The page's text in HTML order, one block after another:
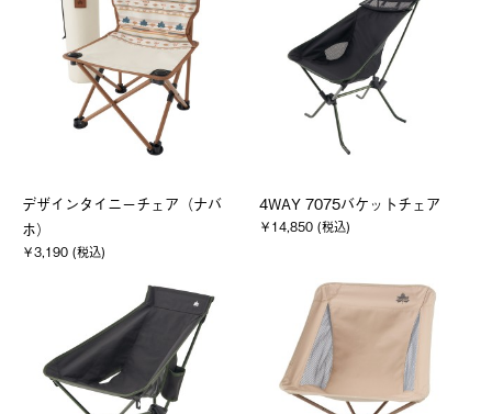
デザインタイニーチェア（ナバ
ホ）
￥3,190 (税込)
4WAY 7075バケットチェア
￥14,850 (税込)